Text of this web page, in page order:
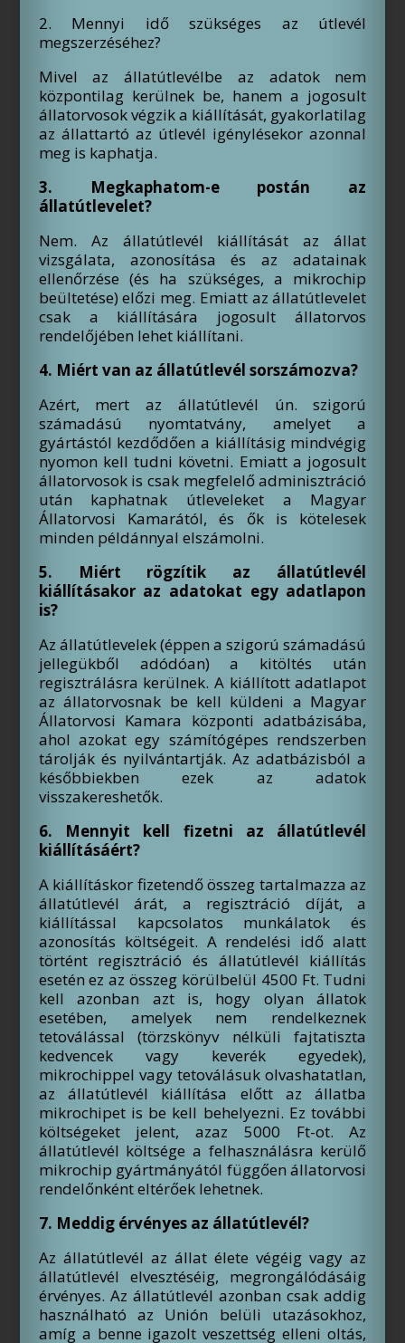
2. Mennyi idő szükséges az útlevél
megszerzéséhez?
Mivel az állatútlevélbe az adatok nem
központilag kerülnek be, hanem a jogosult
állatorvosok végzik a kiállítását, gyakorlatilag
az állattartó az útlevél igénylésekor azonnal
meg is kaphatja.
3. Megkaphatom-e postán az
állatútlevelet?
Nem. Az állatútlevél kiállítását az állat
vizsgálata, azonosítása és az adatainak
ellenőrzése (és ha szükséges, a mikrochip
beültetése) előzi meg. Emiatt az állatútlevelet
csak a kiállítására jogosult állatorvos
rendelőjében lehet kiállítani.
4. Miért van az állatútlevél sorszámozva?
Azért, mert az állatútlevél ún. szigorú
számadású nyomtatvány, amelyet a
gyártástól kezdődően a kiállításig mindvégig
nyomon kell tudni követni. Emiatt a jogosult
állatorvosok is csak megfelelő adminisztráció
után kaphatnak útleveleket a Magyar
Állatorvosi Kamarától, és ők is kötelesek
minden példánnyal elszámolni.
5. Miért rögzítik az állatútlevél
kiállításakor az adatokat egy adatlapon
is?
Az állatútlevelek (éppen a szigorú számadású
jellegükből adódóan) a kitöltés után
regisztrálásra kerülnek. A kiállított adatlapot
az állatorvosnak be kell küldeni a Magyar
Állatorvosi Kamara központi adatbázisába,
ahol azokat egy számítógépes rendszerben
tárolják és nyilvántartják. Az adatbázisból a
későbbiekben ezek az adatok
visszakereshetők.
6. Mennyit kell fizetni az állatútlevél
kiállításáért?
A kiállításkor fizetendő összeg tartalmazza az
állatútlevél árát, a regisztráció díját, a
kiállítással kapcsolatos munkálatok és
azonosítás költségeit. A rendelési idő alatt
történt regisztráció és állatútlevél kiállítás
esetén ez az összeg körülbelül 4500 Ft. Tudni
kell azonban azt is, hogy olyan állatok
esetében, amelyek nem rendelkeznek
tetoválással (törzskönyv nélküli fajtatiszta
kedvencek vagy keverék egyedek),
mikrochippel vagy tetoválásuk olvashatatlan,
az állatútlevél kiállítása előtt az állatba
mikrochipet is be kell behelyezni. Ez további
költségeket jelent, azaz 5000 Ft-ot. Az
állatútlevél költsége a felhasználásra kerülő
mikrochip gyártmányától függően állatorvosi
rendelőnként eltérőek lehetnek.
7. Meddig érvényes az állatútlevél?
Az állatútlevél az állat élete végéig vagy az
állatútlevél elvesztéséig, megrongálódásáig
érvényes. Az állatútlevél azonban csak addig
használható az Unión belüli utazásokhoz,
amíg a benne igazolt veszettség elleni oltás,